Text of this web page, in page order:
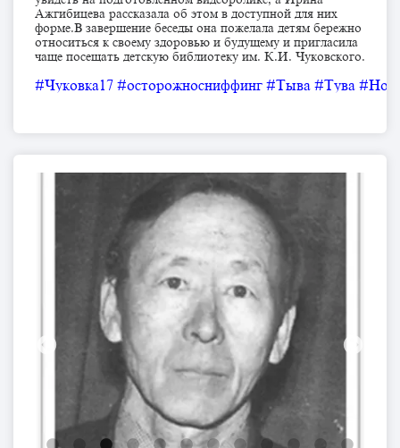
Ажгибицева рассказала об этом в доступной для них
форме.В завершение беседы она пожелала детям бережно
относиться к своему здоровью и будущему и пригласила
чаще посещать детскую библиотеку им. К.И. Чуковского.
#Чуковка17 #осторожносниффинг #Тыва #Тува